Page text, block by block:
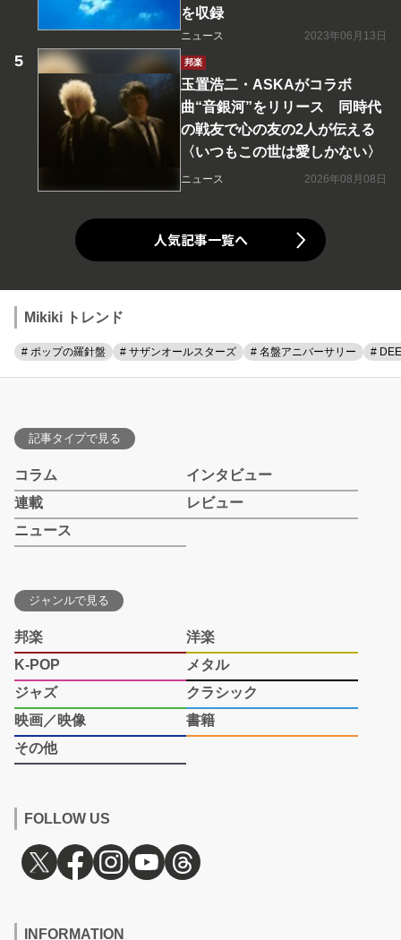
を収録
ニュース 2023年06月13日
邦楽
玉置浩二・ASKAがコラボ
曲“音銀河”をリリース 同時代
の戦友で心の友の2人が伝える
〈いつもこの世は愛しかない〉
ニュース 2026年08月08日
人気記事一覧へ
Mikiki トレンド
# ポップの羅針盤 # サザンオールスターズ # 名盤アニバーサリー #
記事タイプで見る
コラム
インタビュー
連載
レビュー
ニュース
ジャンルで見る
邦楽
洋楽
K-POP
メタル
ジャズ
クラシック
映画／映像
書籍
その他
FOLLOW US
INFORMATION